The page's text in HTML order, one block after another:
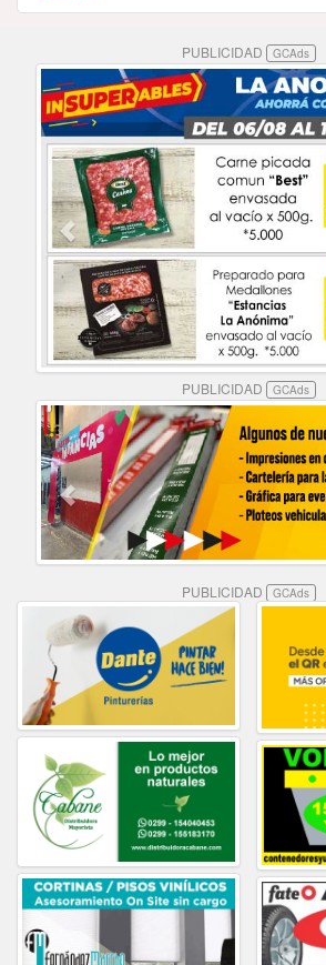
PUBLICIDAD GCAds
PUBLICIDAD GCAds
PUBLICIDAD GCAds